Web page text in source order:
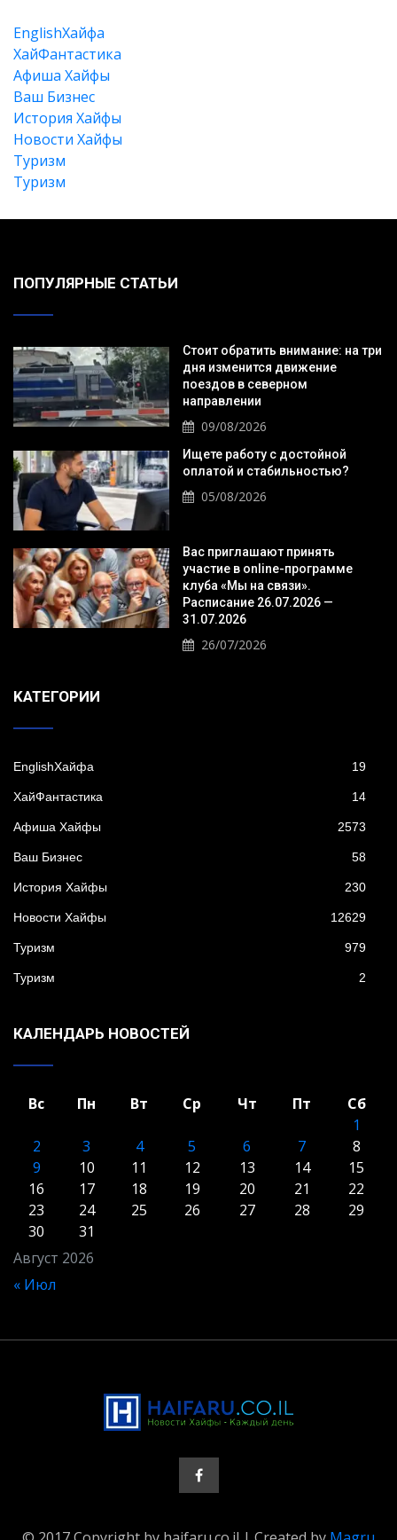
EnglishХайфа
XайФантастика
Афиша Хайфы
Ваш Бизнес
История Хайфы
Новости Хайфы
Туризм
Туризм
ПОПУЛЯРНЫЕ СТАТЬИ
Стоит обратить внимание: на три
дня изменится движение
поездов в северном
направлении
09/08/2026
Ищете работу с достойной
оплатой и стабильностью?
05/08/2026
Вас приглашают принять
участие в online-программе
клуба «Мы на связи».
Расписание 26.07.2026 —
31.07.2026
26/07/2026
KАТЕГОРИИ
EnglishХайфа 19
XайФантастика 14
Афиша Хайфы 2573
Ваш Бизнес 58
История Хайфы 230
Новости Хайфы 12629
Туризм 979
Туризм 2
КАЛЕНДАРЬ НОВОСТЕЙ
Август 2026
Вс Пн Вт Ср Чт Пт
Сб
1
2
3 4 5 6 7
8
9
10 11 12 13 14
15
16
17 18 19 20 21
22
23
24 25 26 27 28
29
30
31
« Июл